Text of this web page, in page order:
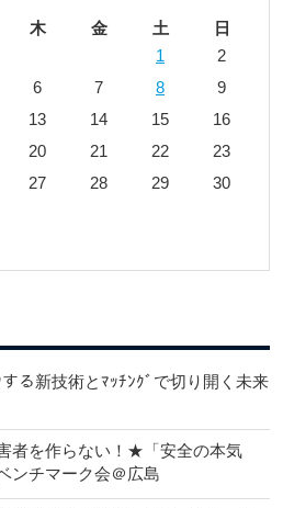
木 金 土
日
1
2
6 7 8
9
13 14 15
16
20 21 22
23
27 28 29
30
る新技術とﾏｯﾁﾝｸﾞで切り開く未来
者を作らない！★「安全の本気
ンチマーク会＠広島